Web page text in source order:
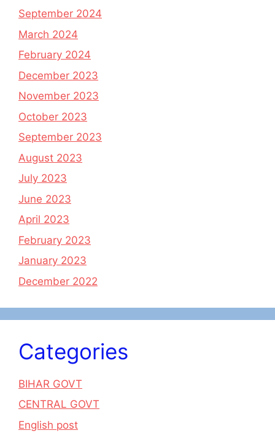
September 2024
March 2024
February 2024
December 2023
November 2023
October 2023
September 2023
August 2023
July 2023
June 2023
April 2023
February 2023
January 2023
December 2022
Categories
BIHAR GOVT
CENTRAL GOVT
English post